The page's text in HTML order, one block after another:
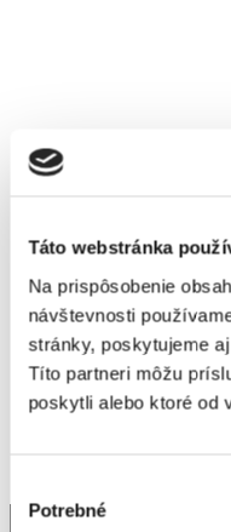
Táto webstránka
Na prispôsobenie
návštevnosti
stránky, poskytujeme
Títo partneri môžu
poskytli alebo ktoré od
súhlasu
Potrebné
Či už ide o rodinný
tradíciou a zabezpečiť
pripraviť
rekonštrukciu
kontaktovať. Náš tím